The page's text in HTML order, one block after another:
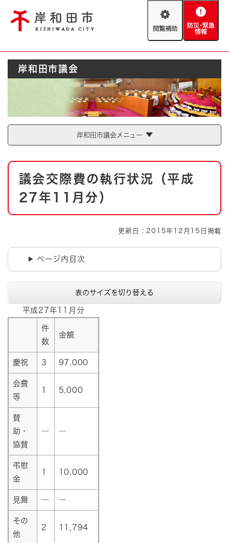
閲
助
防
緊
情
報
Foreign language
やさしい日本語
とじる
防災・緊急情報
ハザードマップ AED設置箇所
とじる
岸和田市議会
岸和田市議会メニュー
本
議会交際費の執行状況（平成
27年11月分）
更新日：2015年12月15日掲載
ページ内目次
表のサイズを切り替える
平成27年11月分
件
数
金額
慶祝 3 97,000
会費
等
1 5,000
賛
助・
協賛
― ―
弔慰
金
1 10,000
見舞 ― ―
その
他
2 11,794